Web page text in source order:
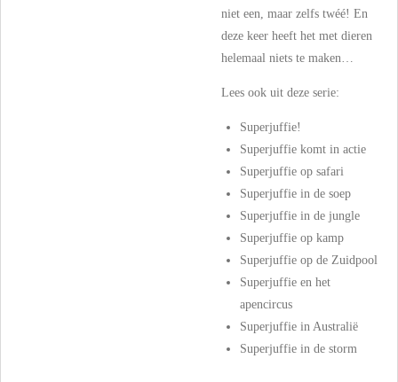
niet een, maar zelfs twéé! En
deze keer heeft het met dieren
helemaal niets te maken…
Lees ook uit deze serie:
Superjuffie!
Superjuffie komt in actie
Superjuffie op safari
Superjuffie in de soep
Superjuffie in de jungle
Superjuffie op kamp
Superjuffie op de Zuidpool
Superjuffie en het
apencircus
Superjuffie in Australië
Superjuffie in de storm